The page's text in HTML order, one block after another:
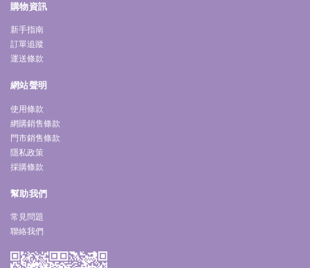
購物資訊
新手指南
訂單追蹤
運送條款
網站聲明
使用條款
網購銷售條款
門市銷售條款
隱私政策
採購條款
幫助我們
常見問題
聯絡我們